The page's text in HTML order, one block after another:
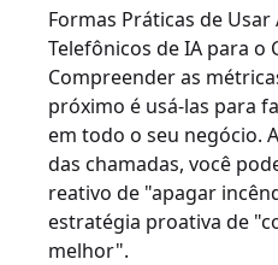
Formas Práticas de
Telefônicos de IA para o
Compreender as
próximo é usá-las para
em todo o seu negócio.
das chamadas, você
reativo de "apagar
estratégia proativa de
melhor".